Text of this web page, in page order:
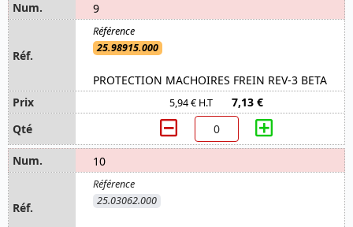
9
25.98915.000
PROTECTION MACHOIRES FREIN REV-3 BETA
5,94 € H.T 7,13 €
10
25.03062.000